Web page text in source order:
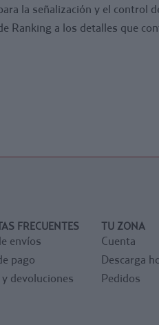
la señalización y el control
Ranking a los detalles que
FRECUENTES
envíos
pago
devoluciones
TU ZONA
Cuenta
Descarga
Pedidos